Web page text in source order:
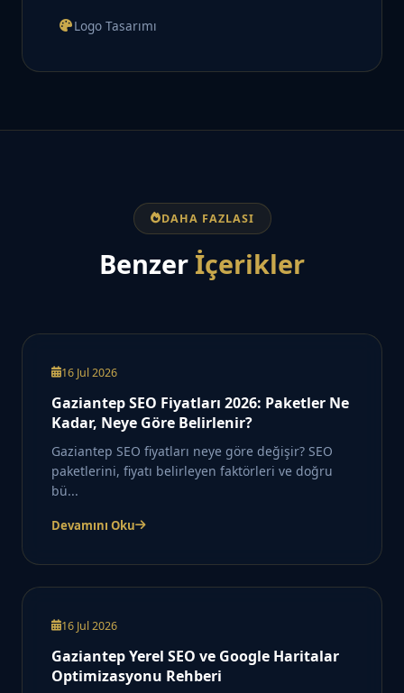
Logo Tasarımı
DAHA FAZLASI
Benzer İçerikler
16 Jul 2026
Gaziantep SEO Fiyatları 2026: Paketler Ne
Kadar, Neye Göre Belirlenir?
Gaziantep SEO fiyatları neye göre değişir? SEO
paketlerini, fiyatı belirleyen faktörleri ve doğru
bü...
Devamını Oku
16 Jul 2026
Gaziantep Yerel SEO ve Google Haritalar
Optimizasyonu Rehberi